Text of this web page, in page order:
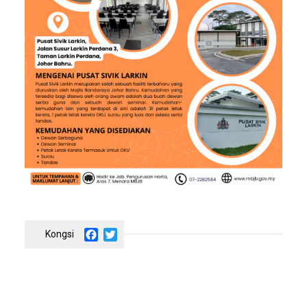
Facebook